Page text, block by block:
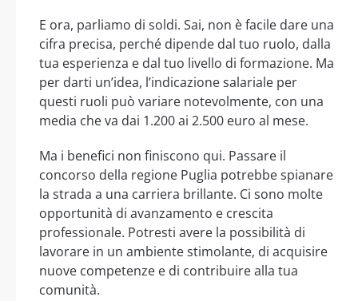
E ora, parliamo di soldi. Sai, non è facile dare una
cifra precisa, perché dipende dal tuo ruolo, dalla
tua esperienza e dal tuo livello di formazione. Ma
per darti un’idea, l’indicazione salariale per
questi ruoli può variare notevolmente, con una
media che va dai 1.200 ai 2.500 euro al mese.
Ma i benefici non finiscono qui. Passare il
concorso della regione Puglia potrebbe spianare
la strada a una carriera brillante. Ci sono molte
opportunità di avanzamento e crescita
professionale. Potresti avere la possibilità di
lavorare in un ambiente stimolante, di acquisire
nuove competenze e di contribuire alla tua
comunità.